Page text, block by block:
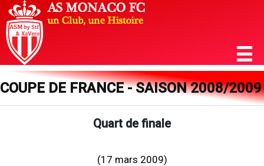
COUPE DE FRANCE - SAISON 2008/2009
Quart de finale
(17 mars 2009)